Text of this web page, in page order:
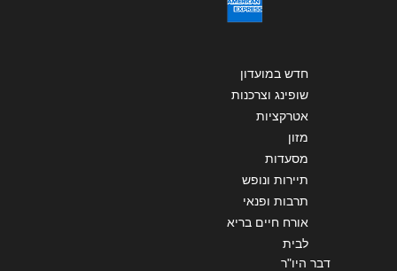
חדש במועדון
שופינג וצרכנות
אטרקציות
מזון
מסעדות
תיירות ונופש
תרבות ופנאי
אורח חיים בריא
לבית
דבר היו"ר